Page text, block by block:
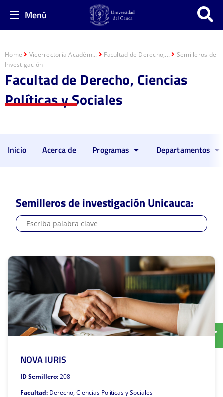
Menú
Home Vicerrectoría Académ... Facultad de Derecho,...
Semilleros de
Investigación
Facultad de Derecho, Ciencias
Políticas y Sociales
Inicio Acerca de Programas Departamentos
Semilleros de investigación Unicauca:
NOVA IURIS
ID Semillero:208
Facultad: Derecho, Ciencias Políticas y SocialesLíneas de investigación: